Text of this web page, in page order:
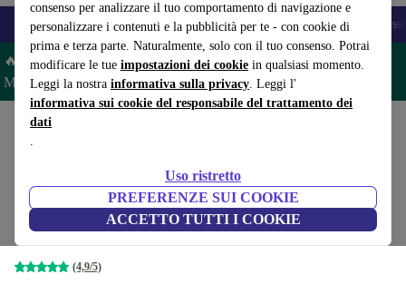
consenso per analizzare il tuo comportamento di navigazione e
personalizzare i contenuti e la pubblicità per te - con cookie di
prima e terza parte. Naturalmente, solo con il tuo consenso. Potrai
modificare le tue impostazioni dei cookie in qualsiasi momento.
Leggi la nostra informativa sulla privacy. Leggi l'
informativa sui cookie del responsabile del trattamento dei
dati
.
Uso ristretto
PREFERENZE SUI COOKIE
ACCETTO TUTTI I COOKIE
🎒 Back to school Smartphone Portatili Tablet Smartwatch
🔥 Risparmia il 5% IN PIÙ su MacBook e iPad– Codice:
MACPAD5 –Condizioni
Home
HP ZBook Fury 15 G8 | i7-
11850H | 15.6pollici
16 GB | 512 GB SSD | FHD | RTX A2000 |
(4,9/5)
764,00 €
Nuovo: 2.119,00 €